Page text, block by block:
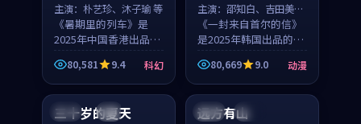
主演： 朴艺珍、沐子瑜 等
《暑期里的列车》是
2025年中国香港出品的
科幻新作，主创团队希
望用城市夜归人的故事
让观众停下来想一想。
朴艺珍领衔，沐子瑜担
任重要角色，郑书延的
80,581 9.4 科幻
主演： 邵知白、吉田美琴
等
《一封来自首尔的信》
是2025年韩国出品的动
漫新作，主创团队希望
用高考往事的故事让观
众停下来想一想。邵知
重要角色，谢承南的
80,669 9.0 动漫
法国 4K
三十岁的夏天 法国 独播
远方有山